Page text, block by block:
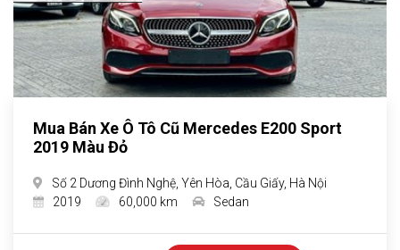
Mua Bán Xe Ô Tô Cũ Mercedes E200 Sport
2019 Màu Đỏ
Số 2 Dương Đình Nghệ, Yên Hòa, Cầu Giấy, Hà Nội
2019
60,000 km Sedan